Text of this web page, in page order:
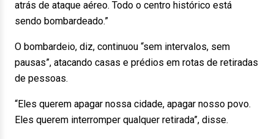
atrás de ataque aéreo. Todo o centro histórico está
sendo bombardeado.”
O bombardeio, diz, continuou “sem intervalos, sem
pausas”, atacando casas e prédios em rotas de retiradas
de pessoas.
“Eles querem apagar nossa cidade, apagar nosso povo.
Eles querem interromper qualquer retirada”, disse.